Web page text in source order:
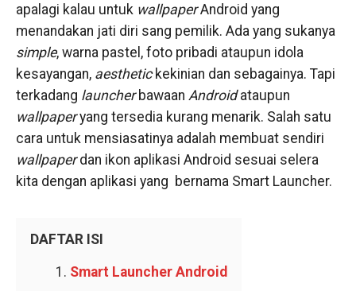
apalagi kalau untuk wallpaperAndroid yang
menandakan jati diri sang pemilik. Ada yang sukanya
simple, warna pastel, foto pribadi ataupun idola
kesayangan, aesthetickekinian dan sebagainya. Tapi
terkadang launcherbawaan Androidataupun
wallpaperyang tersedia kurang menarik. Salah satu
cara untuk mensiasatinya adalah membuat sendiri
wallpaperdan ikon aplikasi Android sesuai selera
kita dengan aplikasi yang bernama Smart Launcher.
DAFTAR ISI
Smart Launcher Android